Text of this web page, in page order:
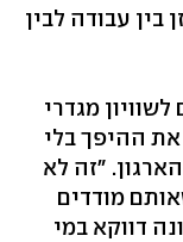
בין עבודה לבין
מגדרי
ההיפך בלי
"זה לא
מודדים
דווקא במי